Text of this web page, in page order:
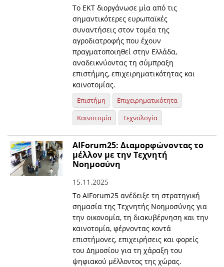
Το ΕΚΤ διοργάνωσε μία από τις
σημαντικότερες ευρωπαϊκές
συναντήσεις στον τομέα της
αγροδιατροφής που έχουν
πραγματοποιηθεί στην Ελλάδα,
αναδεικνύοντας τη σύμπραξη
επιστήμης, επιχειρηματικότητας και
καινοτομίας.
Επιστήμη
Επιχειρηματικότητα
Καινοτομία
Τεχνολογία
ΑΙForum25: Διαμορφώνοντας το
μέλλον με την Τεχνητή
Νοημοσύνη
15.11.2025
Το AIForum25 ανέδειξε τη στρατηγική
σημασία της Τεχνητής Νοημοσύνης για
την οικονομία, τη διακυβέρνηση και την
καινοτομία, φέρνοντας κοντά
επιστήμονες, επιχειρήσεις και φορείς
του Δημοσίου για τη χάραξη του
ψηφιακού μέλλοντος της χώρας.